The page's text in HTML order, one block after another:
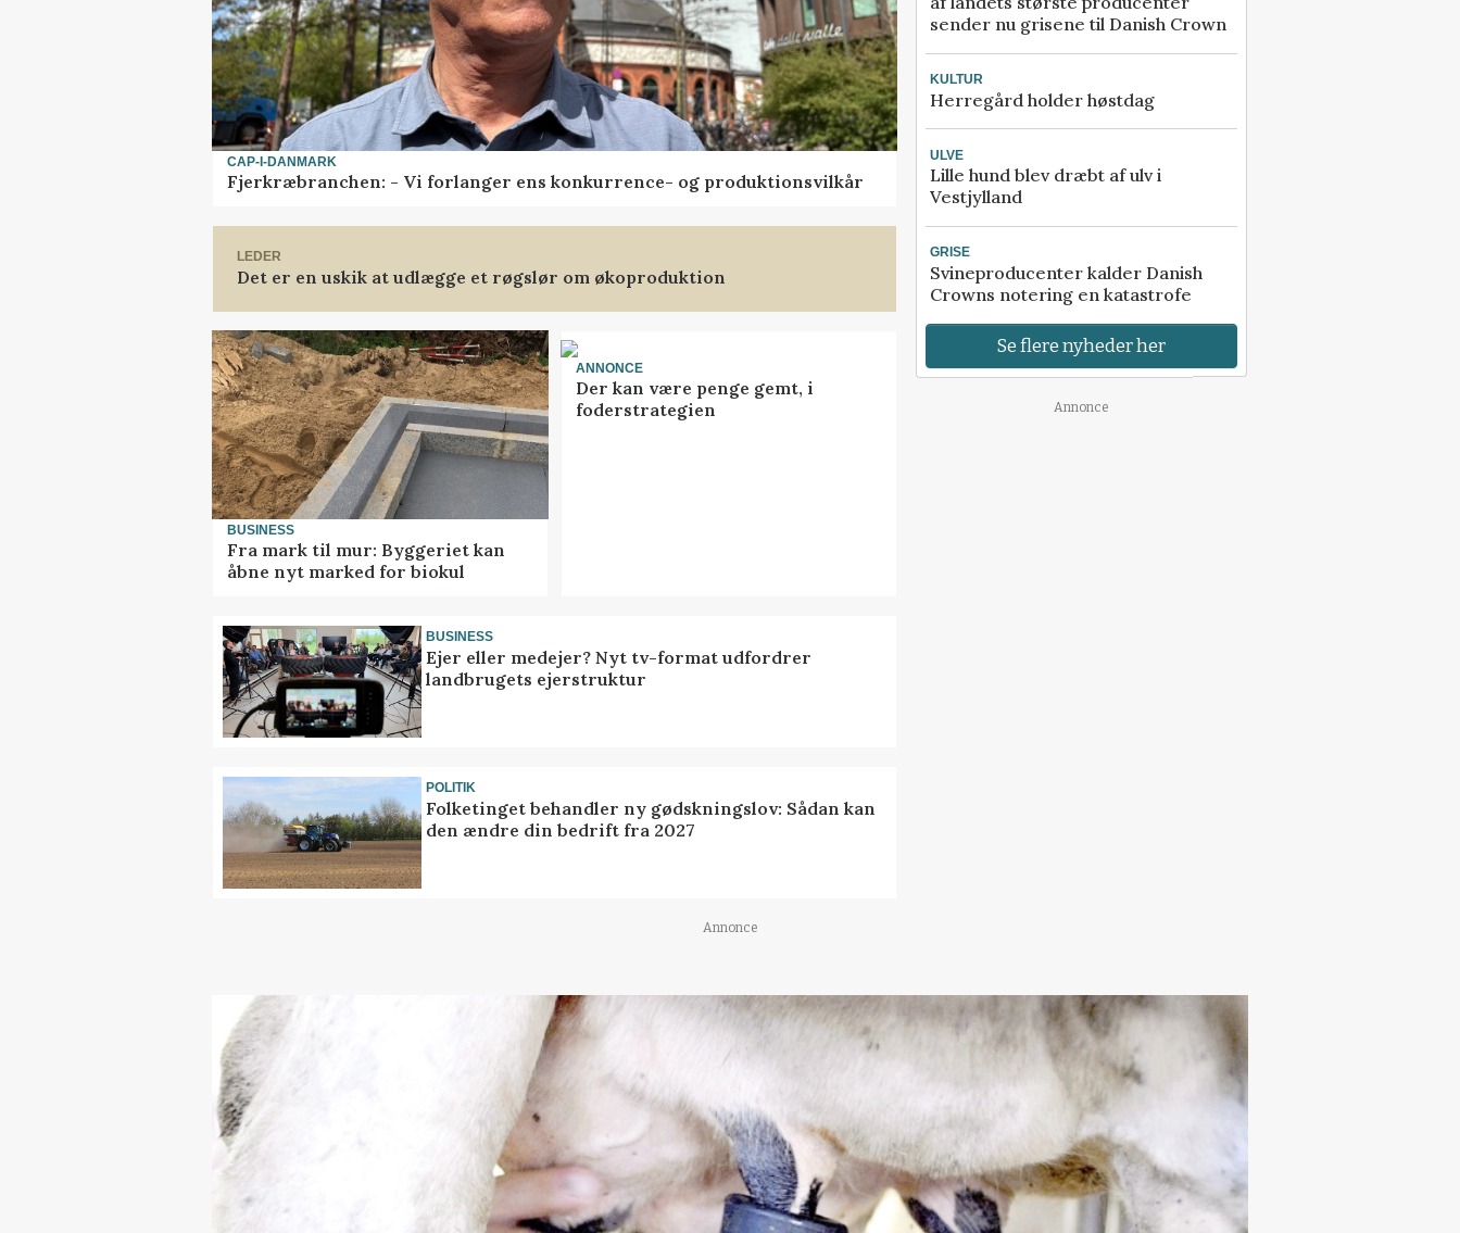
CAP-I-DANMARK
Fjerkræbranchen: - Vi forlanger ens konkurrence- og produktionsvilkår
LEDER
Det er en uskik at udlægge et røgslør om økoproduktion
BUSINESS
Fra mark til mur: Byggeriet kan
åbne nyt marked for biokul
ANNONCE
Der kan være penge gemt, i
foderstrategien
BUSINESS
Ejer eller medejer? Nyt tv-format udfordrer
landbrugets ejerstruktur
POLITIK
Folketinget behandler ny gødskningslov: Sådan kan
den ændre din bedrift fra 2027
sender nu grisene til Danish Crown
KULTUR
Herregård holder høstdag
ULVE
Lille hund blev dræbt af ulv i
Vestjylland
GRISE
Svineproducenter kalder Danish
Crowns notering en katastrofe
Se flere nyheder her
Annonce
Annonce